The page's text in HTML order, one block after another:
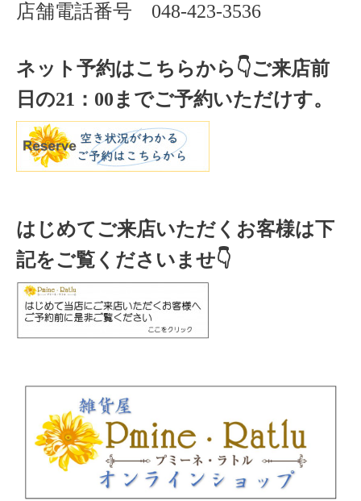
店舗電話番号 048-423-3536
ネット予約はこちらから👇ご来店前
日の21 ： 00までご予約いただけす。
はじめてご来店いただくお客様は下
記をご覧くださいませ👇